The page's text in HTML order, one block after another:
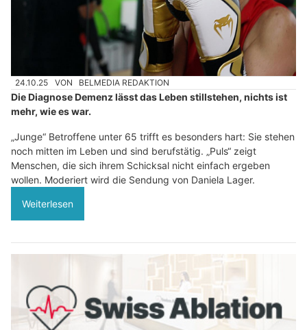
24.10.25 VON BELMEDIA REDAKTION
Die Diagnose Demenz lässt das Leben stillstehen, nichts ist
mehr, wie es war.
„Junge“ Betroffene unter 65 trifft es besonders hart: Sie stehen
noch mitten im Leben und sind berufstätig. „Puls“ zeigt
Menschen, die sich ihrem Schicksal nicht einfach ergeben
wollen. Moderiert wird die Sendung von Daniela Lager.
Weiterlesen